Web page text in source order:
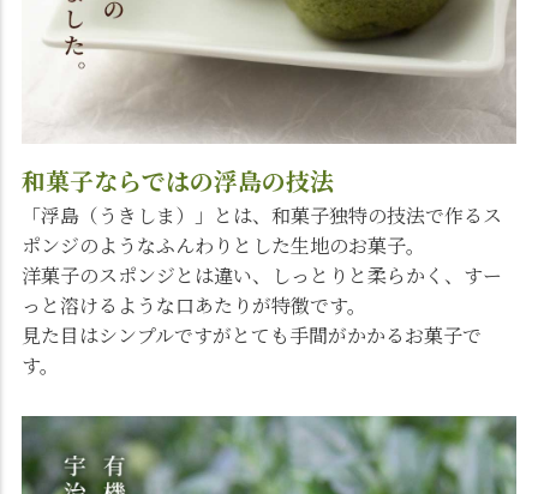
和菓子ならではの浮島の技法
「浮島（うきしま）」とは、和菓子独特の技法で作るス
ポンジのようなふんわりとした生地のお菓子。
洋菓子のスポンジとは違い、しっとりと柔らかく、すー
っと溶けるような口あたりが特徴です。
見た目はシンプルですがとても手間がかかるお菓子で
す。